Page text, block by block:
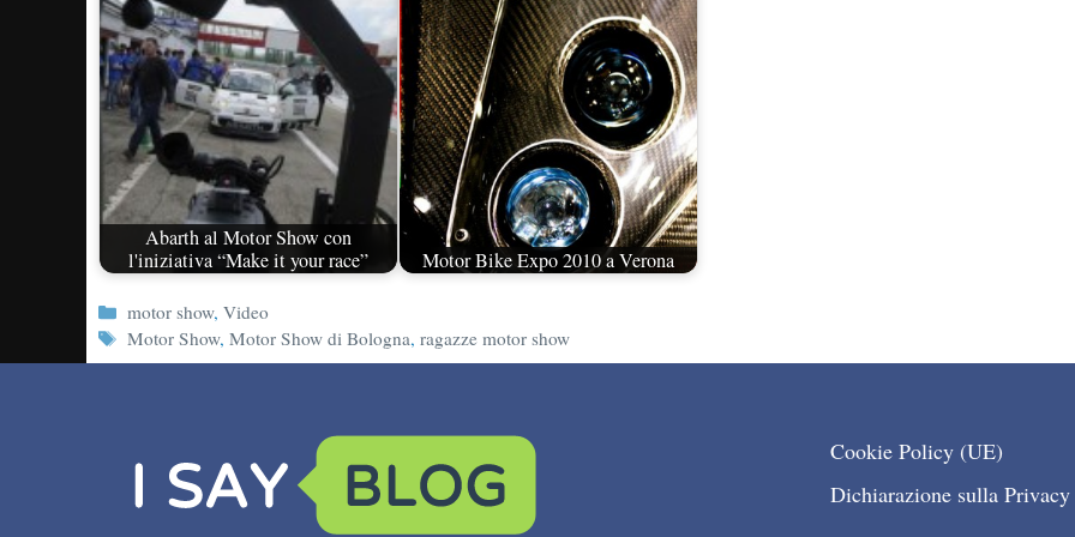
Abarth al Motor Show con
l'iniziativa “Make it your race”
Motor Bike Expo 2010 a Verona
Categorie
motor show,Video
Tag
Motor Show,Motor Show di Bologna,ragazze motor show
Cookie Policy (UE)
Dichiarazione sulla